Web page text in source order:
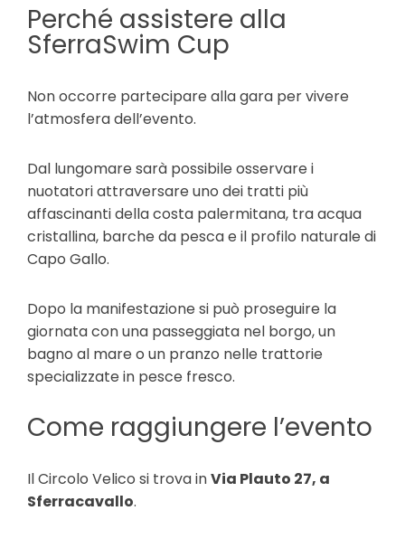
Perché assistere alla
SferraSwim Cup
Non occorre partecipare alla gara per vivere
l’atmosfera dell’evento.
Dal lungomare sarà possibile osservare i
nuotatori attraversare uno dei tratti più
affascinanti della costa palermitana, tra acqua
cristallina, barche da pesca e il profilo naturale di
Capo Gallo.
Dopo la manifestazione si può proseguire la
giornata con una passeggiata nel borgo, un
bagno al mare o un pranzo nelle trattorie
specializzate in pesce fresco.
Come raggiungere l’evento
Il Circolo Velico si trova inVia Plauto 27, a
Sferracavallo.